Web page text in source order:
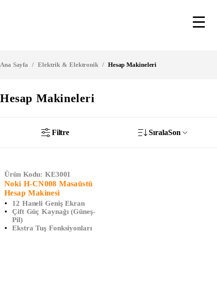
Hesap Makineleri
Ana Sayfa / Elektrik & Elektronik / Hesap Makineleri
Filtre SıralaSon
Ürün Kodu: KE3001
Noki H-CN008 Masaüstü
Hesap Makinesi
12 Haneli Geniş Ekran
Çift Güç Kaynağı (Güneş-
Pil)
Ekstra Tuş Fonksiyonları